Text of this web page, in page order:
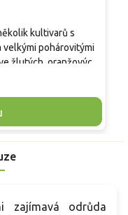
kultivarů s
velkými pohárovitými
žlutých, oranžových,
jejichž
ve váze a jsou
podél cest, mezi
zajímavá odrůda